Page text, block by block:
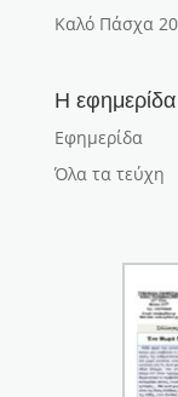
Καλό Πάσχα
Η
Εφημερίδα
Όλα τα τεύχη